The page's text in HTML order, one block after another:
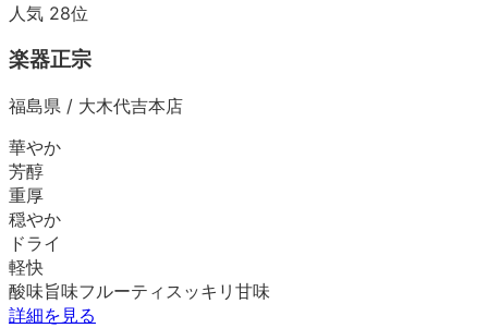
人気 28位
楽器正宗
福島県 / 大木代吉本店
華やか
芳醇
重厚
穏やか
ドライ
軽快
酸味旨味フルーティ スッキリ 甘味
詳細を見る